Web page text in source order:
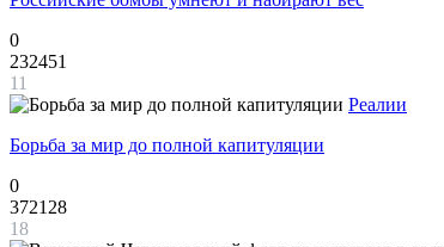
0
232451
11
Реалии
Борьба за мир до полной капитуляции
0
372128
18